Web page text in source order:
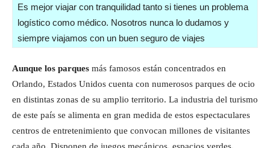
Es mejor viajar con tranquilidad tanto si tienes un problema
logístico como médico. Nosotros nunca lo dudamos y
siempre viajamos con un buen seguro de viajes
Aunque los parques más famosos están concentrados en
Orlando, Estados Unidos cuenta con numerosos parques de ocio
en distintas zonas de su amplio territorio. La industria del turismo
de este país se alimenta en gran medida de estos espectaculares
centros de entretenimiento que convocan millones de visitantes